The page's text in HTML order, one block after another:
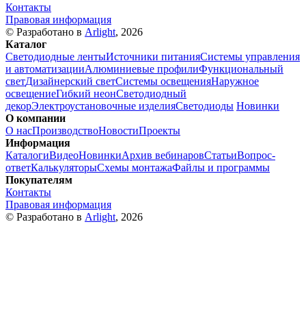
Контакты
Правовая информация
© Разработано в Arlight, 2026
Каталог
Светодиодные лентыИсточники питанияСистемы управления
и автоматизацииАлюминиевые профилиФункциональный
светДизайнерский светСистемы освещенияНаружное
освещениеГибкий неонСветодиодный
декорЭлектроустановочные изделияСветодиоды Новинки
О компании
О насПроизводствоНовостиПроекты
Информация
КаталогиВидеоНовинкиАрхив вебинаровСтатьиВопрос-
ответКалькуляторыСхемы монтажаФайлы и программы
Покупателям
Контакты
Правовая информация
© Разработано в Arlight, 2026